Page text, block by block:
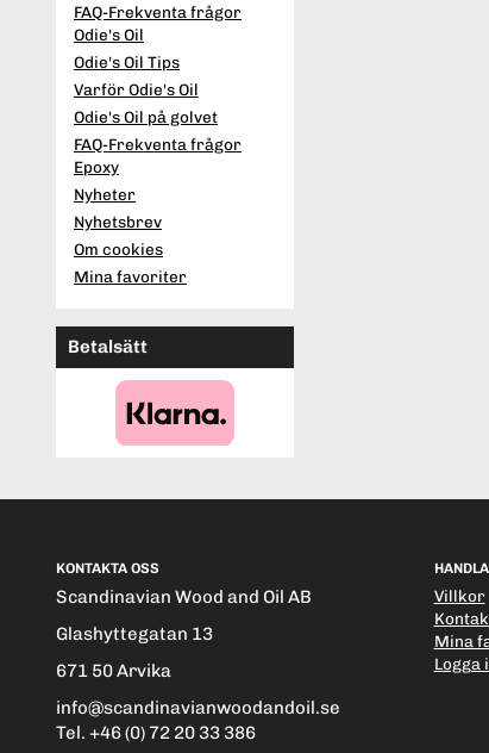
FAQ-Frekventa frågor
Odie's Oil
Odie's Oil Tips
Varför Odie's Oil
Odie's Oil på golvet
FAQ-Frekventa frågor
Epoxy
Nyheter
Nyhetsbrev
Om cookies
Mina favoriter
Betalsätt
KONTAKTA OSS
Scandinavian Wood and Oil AB
Glashyttegatan 13
671 50 Arvika
info@scandinavianwoodandoil.se
Tel. +46 (0) 72 20 33 386
HANDLA
Villkor
Mina
Logga